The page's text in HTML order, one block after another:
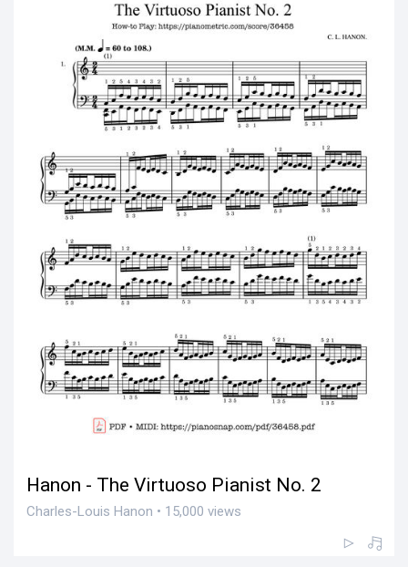
Hanon - The Virtuoso Pianist No. 2
Charles-Louis Hanon • 15,000 views